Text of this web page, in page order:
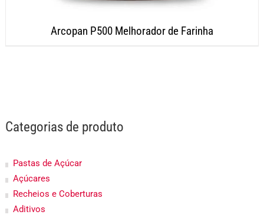
Arcopan P500 Melhorador de Farinha
Categorias de produto
Pastas de Açúcar
Açúcares
Recheios e Coberturas
Aditivos